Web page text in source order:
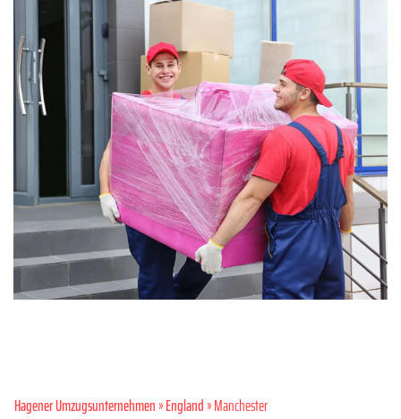
Hagener Umzugsunternehmen»England» Manchester